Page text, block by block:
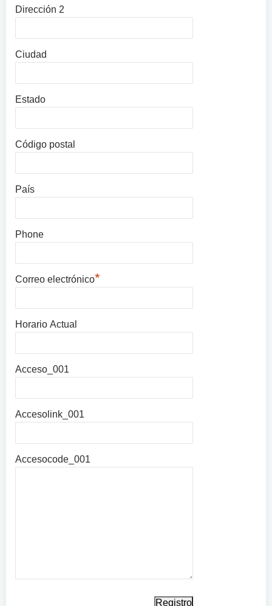
Dirección 2
Ciudad
Estado
Código postal
País
Phone
Correo electrónico*
Horario Actual
Acceso_001
Accesolink_001
Accesocode_001